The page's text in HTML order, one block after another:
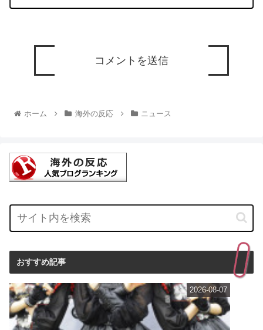
ホーム 海外の反応 ニュース
おすすめ記事
2026-08-07